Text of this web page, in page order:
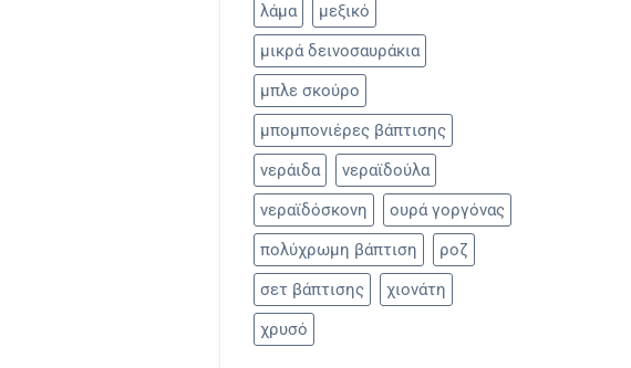
λάμα
μεξικό
μικρά δεινοσαυράκια
μπλε σκούρο
μπομπονιέρες βάπτισης
νεράιδα
νεραϊδούλα
νεραϊδόσκονη
ουρά γοργόνας
πολύχρωμη βάπτιση
ροζ
σετ βάπτισης
χιονάτη
χρυσό